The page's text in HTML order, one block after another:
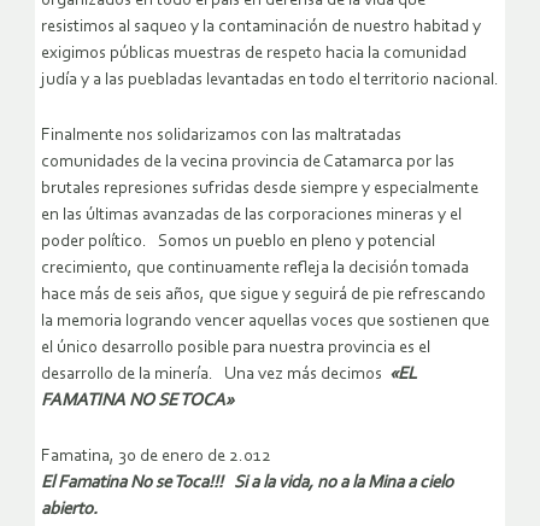
resistimos al saqueo y la contaminación de nuestro habitad y
exigimos públicas muestras de respeto hacia la comunidad
judía y a las puebladas levantadas en todo el territorio nacional.
Finalmente nos solidarizamos con las maltratadas
comunidades de la vecina provincia de Catamarca por las
brutales represiones sufridas desde siempre y especialmente
en las últimas avanzadas de las corporaciones mineras y el
poder político. Somos un pueblo en pleno y potencial
crecimiento, que continuamente refleja la decisión tomada
hace más de seis años, que sigue y seguirá de pie refrescando
la memoria logrando vencer aquellas voces que sostienen que
el único desarrollo posible para nuestra provincia es el
desarrollo de la minería. Una vez más decimos «EL
FAMATINA NO SE TOCA»
Famatina, 30 de enero de 2.012
El Famatina No se Toca!!! Si a la vida, no a la Mina a cielo
abierto.